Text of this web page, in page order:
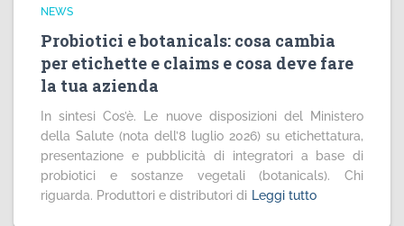
NEWS
Probiotici e botanicals: cosa cambia
per etichette e claims e cosa deve fare
la tua azienda
In sintesi Cos’è. Le nuove disposizioni del Ministero
della Salute (nota dell’8 luglio 2026) su etichettatura,
presentazione e pubblicità di integratori a base di
probiotici e sostanze vegetali (botanicals). Chi
riguarda. Produttori e distributori di Leggi tutto